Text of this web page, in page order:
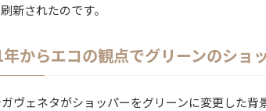
新されたのです。
からエコの観点でグリーンのショ
ヴェネタがショッパーをグリーンに変更した背